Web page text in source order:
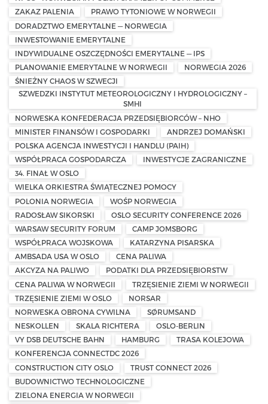
ZAKAZ PALENIA
PRAWO TYTONIOWE W NORWEGII
DORADZTWO EMERYTALNE — NORWEGIA
INWESTOWANIE EMERYTALNE
INDYWIDUALNE OSZCZĘDNOŚCI EMERYTALNE — IPS
PLANOWANIE EMERYTALNE W NORWEGII
NORWEGIA 2026
ŚNIEŻNY CHAOS W SZWECJI
SZWEDZKI INSTYTUT METEOROLOGICZNY I HYDROLOGICZNY –
SMHI
NORWESKA KONFEDERACJA PRZEDSIĘBIORCÓW – NHO
MINISTER FINANSÓW I GOSPODARKI
ANDRZEJ DOMAŃSKI
POLSKA AGENCJA INWESTYCJI I HANDLU (PAIH)
WSPÓŁPRACA GOSPODARCZA
INWESTYCJE ZAGRANICZNE
34. FINAŁ W OSLO
WIELKA ORKIESTRA ŚWIĄTECZNEJ POMOCY
POLONIA NORWEGIA
WOŚP NORWEGIA
RADOSŁAW SIKORSKI
OSLO SECURITY CONFERENCE 2026
WARSAW SECURITY FORUM
CAMP JOMSBORG
WSPÓŁPRACA WOJSKOWA
KATARZYNA PISARSKA
AMBSADA USA W OSLO
CENA PALIWA
AKCYZA NA PALIWO
PODATKI DLA PRZEDSIĘBIORSTW
CENA PALIWA W NORWEGII
TRZĘSIENIE ZIEMI W NORWEGII
TRZĘSIENIE ZIEMI W OSLO
NORSAR
NORWESKA OBRONA CYWILNA
SØRUMSAND
NESKOLLEN
SKALA RICHTERA
OSLO-BERLIN
VY DSB DEUTSCHE BAHN
HAMBURG
TRASA KOLEJOWA
KONFERENCJA CONNECTDC 2026
CONSTRUCTION CITY OSLO
TRUST CONNECT 2026
BUDOWNICTWO TECHNOLOGICZNE
ZIELONA ENERGIA W NORWEGII